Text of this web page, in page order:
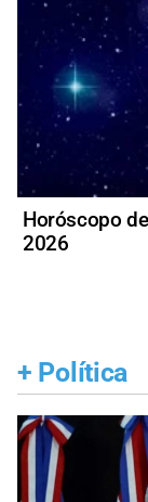
Horóscopo
2026
+ Política